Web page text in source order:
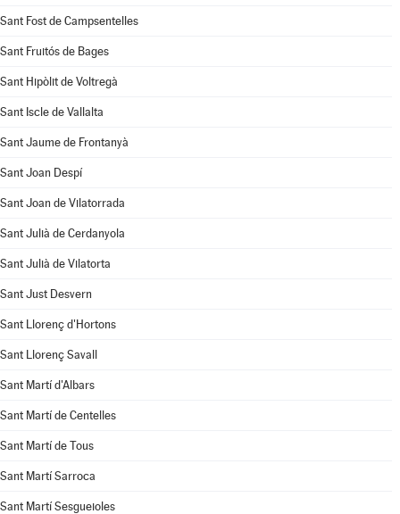
Sant Fost de Campsentelles
Sant Fruitós de Bages
Sant Hipòlit de Voltregà
Sant Iscle de Vallalta
Sant Jaume de Frontanyà
Sant Joan Despí
Sant Joan de Vilatorrada
Sant Julià de Cerdanyola
Sant Julià de Vilatorta
Sant Just Desvern
Sant Llorenç d'Hortons
Sant Llorenç Savall
Sant Martí d'Albars
Sant Martí de Centelles
Sant Martí de Tous
Sant Martí Sarroca
Sant Martí Sesgueioles